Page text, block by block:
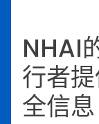
NHAI
行者
全信息